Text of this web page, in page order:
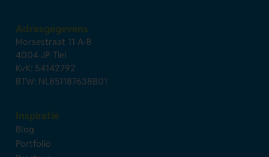
Adresgegevens
Morsestraat 11 A-B
4004 JP Tiel
KvK: 54142792
BTW: NL851187638B01
Inspiratie
Blog
Portfolio